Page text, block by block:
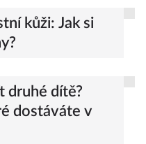
kůži: Jak si
druhé dítě?
dostáváte v